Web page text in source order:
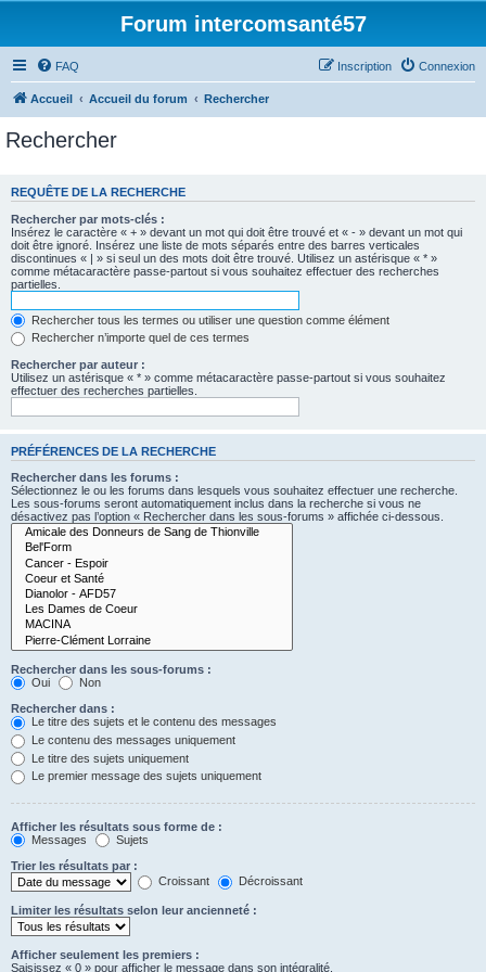
Forum intercomsanté57
FAQ Connexion
Inscription
Accueil Accueil du forum Rechercher
Rechercher
REQUÊTE DE LA RECHERCHE
Rechercher par mots-clés :
Insérez le caractère « + » devant un mot qui doit être trouvé et « - » devant un mot qui
doit être ignoré. Insérez une liste de mots séparés entre des barres verticales
discontinues « | » si seul un des mots doit être trouvé. Utilisez un astérisque « * »
comme métacaractère passe-partout si vous souhaitez effectuer des recherches
partielles.
Rechercher tous les termes ou utiliser une question comme élément
Rechercher n’importe quel de ces termes
Rechercher par auteur :
Utilisez un astérisque « * » comme métacaractère passe-partout si vous souhaitez
effectuer des recherches partielles.
PRÉFÉRENCES DE LA RECHERCHE
Rechercher dans les forums :
Sélectionnez le ou les forums dans lesquels vous souhaitez effectuer une recherche.
Les sous-forums seront automatiquement inclus dans la recherche si vous ne
désactivez pas l’option « Rechercher dans les sous-forums » affichée ci-dessous.
Rechercher dans les sous-forums :
Oui
Non
Rechercher dans :
Le titre des sujets et le contenu des messages
Le contenu des messages uniquement
Le titre des sujets uniquement
Le premier message des sujets uniquement
Afficher les résultats sous forme de :
Messages
Sujets
Trier les résultats par :
Croissant
Décroissant
Limiter les résultats selon leur ancienneté :
Afficher seulement les premiers :
Saisissez « 0 » pour afficher le message dans son intégralité.